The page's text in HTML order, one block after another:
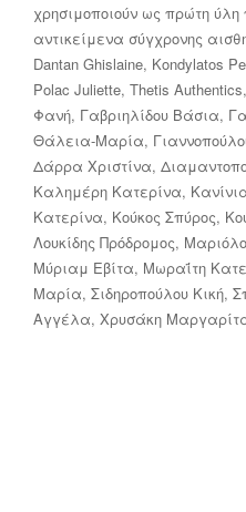
χρησιμοποιούν ως πρώτη ύλη
αντικείμενα σύγχρονης
Dantan Ghislaine, Kondylatos
Polac Juliette, Thetis
Φανή, Γαβριηλίδου Βάσια,
Θάλεια-Μαρία,
Δάρρα Χριστίνα,
Καλημέρη Κατερίνα,
Κατερίνα, Κούκος Σπύρος,
Λουκίδης Πρόδρομος,
Μύριαμ Εβίτα, Μωραΐτη
Μαρία, Σιδηροπούλου Κική,
Αγγέλα, Χρυσάκη